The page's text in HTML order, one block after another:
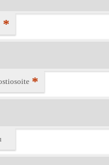
*
*